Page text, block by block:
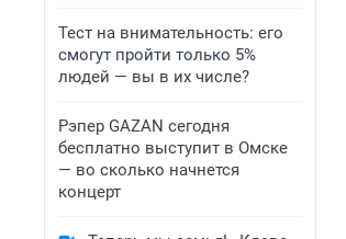
Тест на внимательность: его
смогут пройти только 5%
людей — вы в их числе?
Рэпер GAZAN сегодня
бесплатно выступит в Омске
— во сколько начнется
концерт